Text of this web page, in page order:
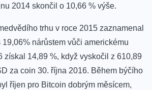
2014 skončil o 10,66 % výše.
trhu v roce 2015 zaznamenal
19,06% nárůstem vůči americkému
získal 14,89 %, když vyskočil z 610,89
za coin 30. října 2016. Během býčího
říjen pro Bitcoin dobrým měsícem,